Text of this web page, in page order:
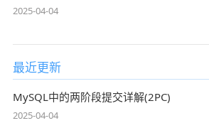
2025-04-04
最近更新
MySQL中的两阶段提交详解(2PC)
2025-04-04